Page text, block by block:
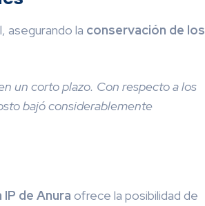
asegurando la conservación de los
un corto plazo. Con respecto a los
bajó considerablemente
de Anura ofrece la posibilidad de